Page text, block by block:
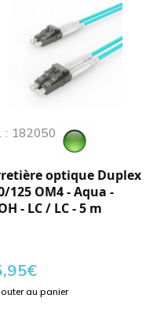
: 182050
optique Duplex
125 OM4 - Aqua -
- LC / LC - 5 m
€
au panier